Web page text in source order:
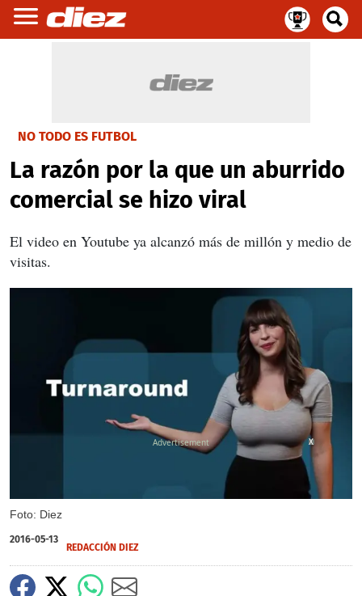
NO TODO ES FUTBOL
La razón por la que un aburrido
comercial se hizo viral
El video en Youtube ya alcanzó más de millón y medio de
visitas.
Foto: Diez
X
2016-05-13
REDACCIÓN DIEZ